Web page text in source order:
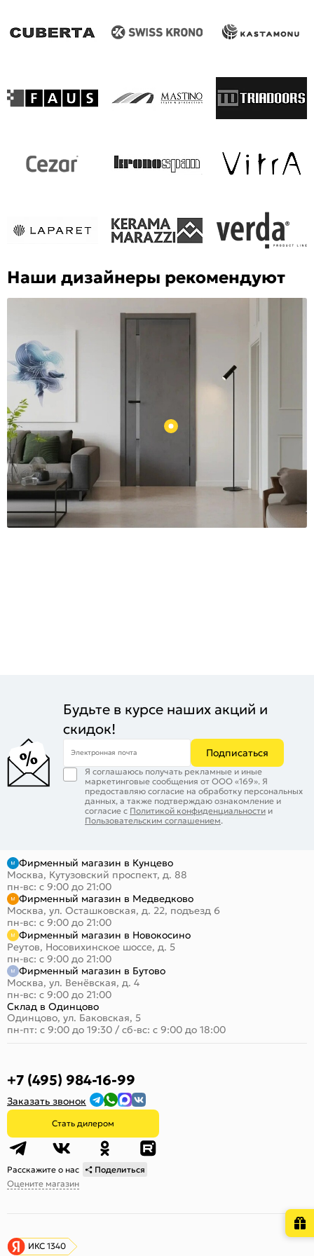
Наши дизайнеры рекомендуют
Будьте в курсе наших акций и
скидок!
Электронная почта Подписаться
Я соглашаюсь получать рекламные и иные
маркетинговые сообщения от ООО «169». Я
предоставляю согласие на обработку персональных
данных, а также подтверждаю ознакомление и
согласие с Политикой конфиденциальности и
Пользовательским соглашением.
Фирменный магазин в Кунцево
Москва, Кутузовский проспект, д. 88
пн-вс: с 9:00 до 21:00
Фирменный магазин в Медведково
Москва, ул. Осташковская, д. 22, подъезд 6
пн-вс: с 9:00 до 21:00
Фирменный магазин в Новокосино
Реутов, Носовихинское шоссе, д. 5
пн-вс: с 9:00 до 21:00
Фирменный магазин в Бутово
Москва, ул. Венёвская, д. 4
пн-вс: с 9:00 до 21:00
Склад в Одинцово
Одинцово, ул. Баковская, 5
пн-пт: с 9:00 до 19:30 / сб-вс: с 9:00 до 18:00
+7 (495) 984-16-99
Заказать звонок
Стать дилером
Расскажите о нас
Поделиться
Оцените магазин
ИКС 1340